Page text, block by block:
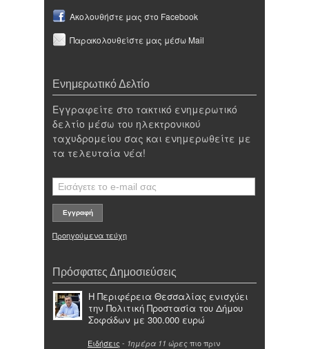
Ακολουθήστε μας στο Facebook
Παρακολουθείστε μας μέσω Mail
Ενημερωτικό Δελτίο
Εγγραφείτε στο τακτικό ενημερωτικό
δελτίο μέσω του ηλεκτρονικού
ταχυδρομείου σας και ενημερωθείτε με
τα τελευταία νέα!
Προηγούμενα τεύχη
Πρόσφατες Δημοσιεύσεις
Η Περιφέρεια Θεσσαλίας ενισχύει
την Πολιτική Προστασία του Δήμου
Σοφάδων με 300.000 ευρώ
Ειδήσεις - 1ημέρα 11 ώρες πιο πριν